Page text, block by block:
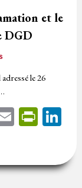
et le
DGD
le 26
Email